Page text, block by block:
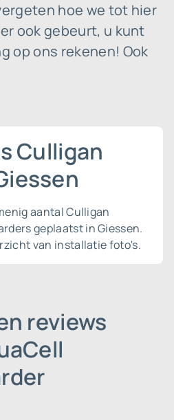
hoe we tot hier
ook gebeurt, u kunt
op ons rekenen! Ook
Culligan
aantal Culligan
geplaatst in Giessen.
van installatie foto's.
reviews